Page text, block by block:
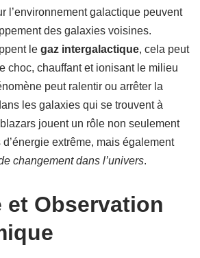
l’environnement galactique peuvent
des galaxies voisines.
le gaz intergalactique, cela peut
choc, chauffant et ionisant le milieu
peut ralentir ou arrêter la
les galaxies qui se trouvent à
jouent un rôle non seulement
extrême, mais également
changement dans l’univers.
et Observation